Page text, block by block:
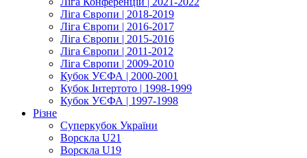
Ліга Європи | 2018-2019
Ліга Європи | 2016-2017
Ліга Європи | 2015-2016
Ліга Європи | 2011-2012
Ліга Європи | 2009-2010
Кубок УЄФА | 2000-2001
Кубок Інтертото | 1998-1999
Кубок УЄФА | 1997-1998
Різне
Суперкубок України
Ворскла U21
Ворскла U19